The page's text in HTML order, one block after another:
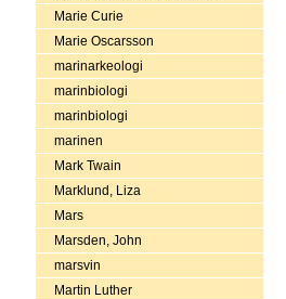
Marie Curie
Marie Oscarsson
marinarkeologi
marinbiologi
marinbiologi
marinen
Mark Twain
Marklund, Liza
Mars
Marsden, John
marsvin
Martin Luther